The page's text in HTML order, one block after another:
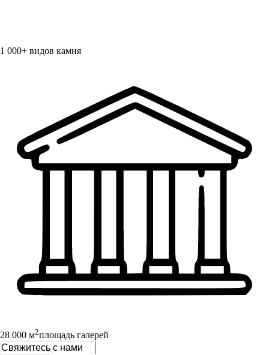
1 000+ видов камня
28 000 м2площадь галерей
Свяжитесь с нами